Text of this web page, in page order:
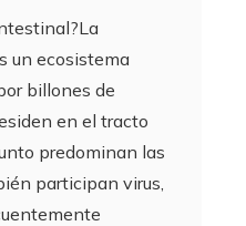
un ecosistema
billones de
en el tracto
predominan las
participan virus,